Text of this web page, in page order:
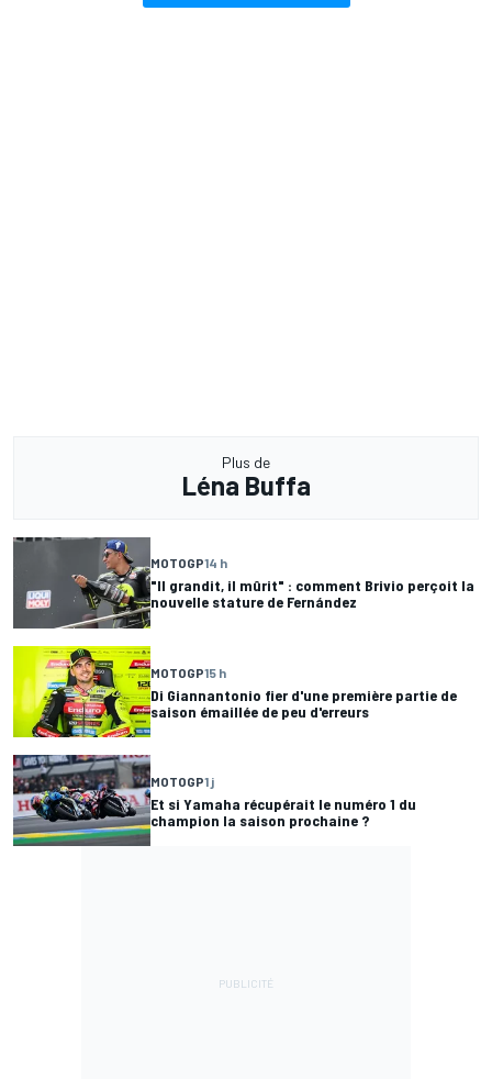
Plus de
Léna Buffa
MOTOGP14 h
"Il grandit, il mûrit" : comment Brivio perçoit la
nouvelle stature de Fernández
MOTOGP15 h
Di Giannantonio fier d'une première partie de
saison émaillée de peu d'erreurs
MOTOGP1 j
Et si Yamaha récupérait le numéro 1 du
champion la saison prochaine ?